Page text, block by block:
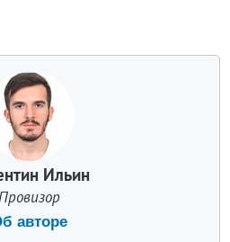
Ильин
авторе